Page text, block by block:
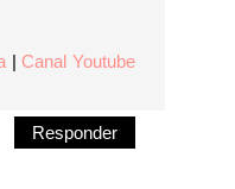
| Canal Youtube
Responder